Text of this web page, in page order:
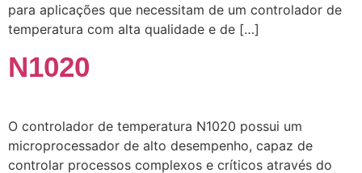
para aplicações que necessitam de um controlador de
temperatura com alta qualidade e de […]
N1020
O controlador de temperatura N1020 possui um
microprocessador de alto desempenho, capaz de
controlar processos complexos e críticos através do